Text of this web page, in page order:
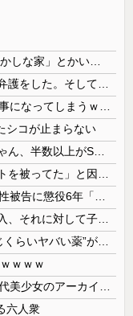
シコが止まらない
ｗｗｗ
六人衆